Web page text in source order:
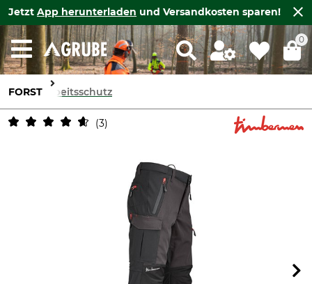
Jetzt App herunterladen und Versandkosten sparen!
0
FORST Arbeitsschutz
3